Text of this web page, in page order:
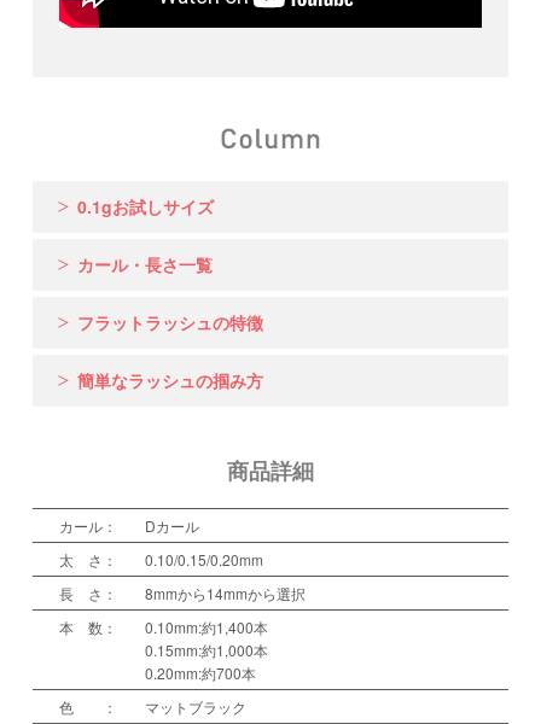
0.1gお試しサイズ
カール・長さ一覧
フラットラッシュの特徴
簡単なラッシュの掴み方
商品詳細
カール：
Dカール
太 さ：
0.10/0.15/0.20mm
長 さ：
8mmから14mmから選択
本 数：
0.10mm:約1,400本
0.15mm:約1,000本
0.20mm:約700本
色 ：
マットブラック